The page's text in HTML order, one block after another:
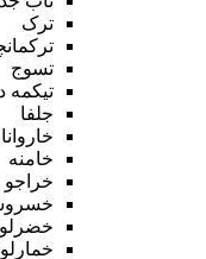
ترک
تسوج
تیکمه
جلفا
خاروانا
خامنه
خراجو
خضرلو
خمارلو